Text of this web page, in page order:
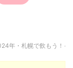
年・札幌で飲もう！イ